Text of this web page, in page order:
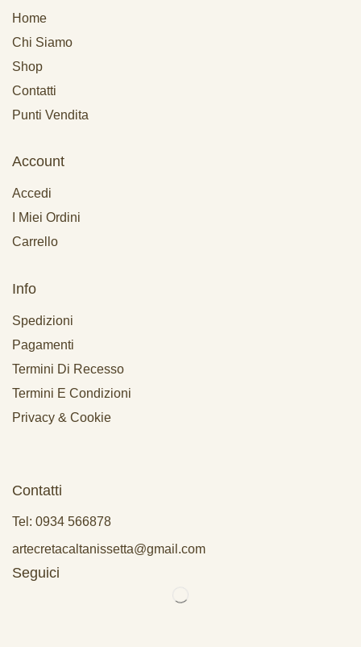
Home
Chi Siamo
Shop
Contatti
Punti Vendita
Account
Accedi
I Miei Ordini
Carrello
Info
Spedizioni
Pagamenti
Termini Di Recesso
Termini E Condizioni
Privacy & Cookie
Contatti
Tel: 0934 566878
artecretacaltanissetta@gmail.com
Seguici